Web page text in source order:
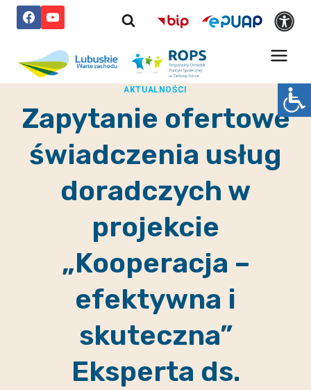
Przejdź
AKTUALNOŚCI
Zapytanie ofertowe
świadczenia usług
doradczych w
projekcie
„Kooperacja –
efektywna i
skuteczna”
Eksperta ds.